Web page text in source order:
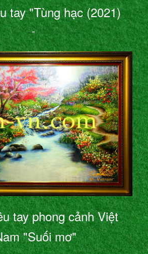
tay "Tùng hạc (2021)
"
tay phong cảnh Việt
"Suối mơ"